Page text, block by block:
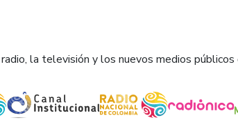
la televisión y los nuevos medios públicos